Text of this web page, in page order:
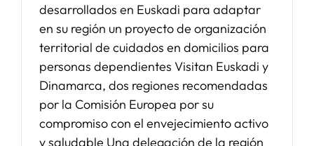
desarrollados en Euskadi para adaptar
en su región un proyecto de organización
territorial de cuidados en domicilios para
personas dependientes Visitan Euskadi y
Dinamarca, dos regiones recomendadas
por la Comisión Europea por su
compromiso con el envejecimiento activo
y saludable Una delegación de la región